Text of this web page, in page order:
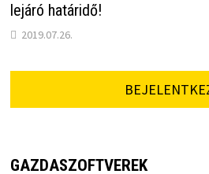
lejáró határidő!
2019.07.26.
GAZDASZOFTVEREK